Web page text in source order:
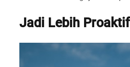
Jadi Lebih